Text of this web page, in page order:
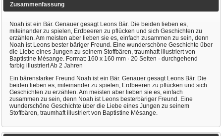
Zusammenfassung
Noah ist ein Bär. Genauer gesagt Leons Bär. Die beiden lieben es,
miteinander zu spielen, Erdbeeren zu pflücken und sich Geschichten zu
erzählen. Am meisten aber lieben sie es, einfach zusammen zu sein, denn
Noah ist Leons bester bäriger Freund. Eine wunderschöne Geschichte über
die Liebe eines Jungen zu seinem Stoffbären, traumhaft illustriert von
Baptistine Mésange. Format: 160 x 160 mm · 20 Seiten · durchgehend
farbig illustriert Ab 2 Jahren
Ein bärenstarker Freund Noah ist ein Bär. Genauer gesagt Leons Bär. Die
beiden lieben es, miteinander zu spielen, Erdbeeren zu pflücken und sich
Geschichten zu erzählen. Am meisten aber lieben sie es, einfach
zusammen zu sein, denn Noah ist Leons besterbäriger Freund. Eine
wunderschöne Geschichte über die Liebe eines Jungen zu seinem
Stoffbären, traumhaft illustriert von Baptistine Mésange.